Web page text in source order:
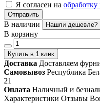
Я согласен на
Отправить
В наличии Нашли дешевле?
В корзину
Купить в 1 клик
Доставка Доставляем
Самовывоз Республика
21
Оплата Наличный и
Характеристики Отзывы